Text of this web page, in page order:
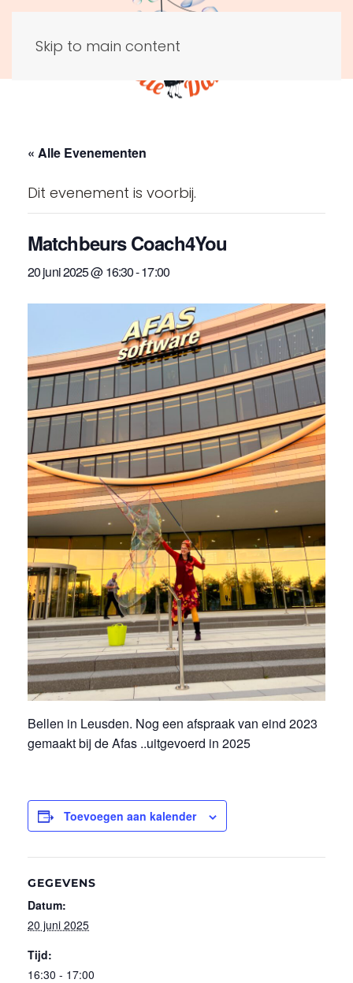
Skip to main content
« Alle Evenementen
Dit evenement is voorbij.
Matchbeurs Coach4You
20 juni 2025 @ 16:30-17:00
Bellen in Leusden. Nog een afspraak van eind 2023
gemaakt bij de Afas ..uitgevoerd in 2025
Toevoegen aan kalender
GEGEVENS
Datum:
20 juni 2025
Tijd:
16:30 - 17:00